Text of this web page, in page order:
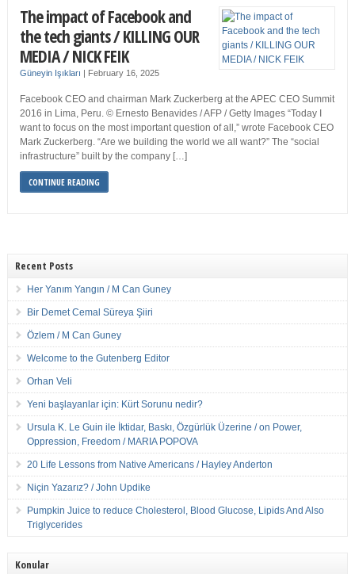
The impact of Facebook and
the tech giants / KILLING OUR
MEDIA / NICK FEIK
Güneyin Işıkları | February 16, 2025
Facebook CEO and chairman Mark Zuckerberg at the APEC CEO Summit
2016 in Lima, Peru. © Ernesto Benavides / AFP / Getty Images “Today I
want to focus on the most important question of all,” wrote Facebook CEO
Mark Zuckerberg. “Are we building the world we all want?” The “social
infrastructure” built by the company […]
CONTINUE READING
Recent Posts
Her Yanım Yangın / M Can Guney
Bir Demet Cemal Süreya Şiiri
Özlem / M Can Guney
Welcome to the Gutenberg Editor
Orhan Veli
Yeni başlayanlar için: Kürt Sorunu nedir?
Ursula K. Le Guin ile İktidar, Baskı, Özgürlük Üzerine / on Power,
Oppression, Freedom / MARIA POPOVA
20 Life Lessons from Native Americans / Hayley Anderton
Niçin Yazarız? / John Updike
Pumpkin Juice to reduce Cholesterol, Blood Glucose, Lipids And Also
Triglycerides
Konular